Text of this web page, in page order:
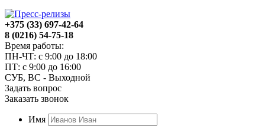
+375 (33) 697-42-64
8 (0216) 54-75-18
Время работы:
ПН-ЧТ: с 9:00 до 18:00
ПТ: с 9:00 до 16:00
СУБ, ВС - Выходной
Задать вопрос
Заказать звонок
Имя